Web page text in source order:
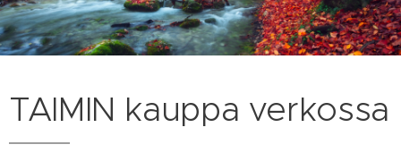
TAIMIN kauppa verkossa